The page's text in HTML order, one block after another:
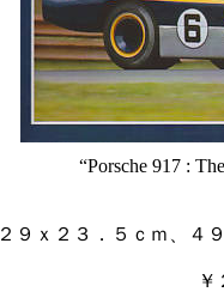
“Porsche 917 :
２９ｘ２３．５ｃｍ、４